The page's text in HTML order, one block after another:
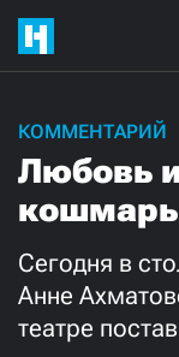
КОММЕНТАРИЙ
Любовь
Сегодня в
Анне
театре
3000